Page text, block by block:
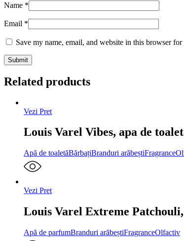
Name *
Email *
Save my name, email, and website in this browser
Related products
Vezi Pret
Louis Varel Vibes, apa de
Apă de toaletăBărbațiBranduri arăbeștiFragrance
Vezi Pret
Louis Varel Extreme
Apă de parfumBranduri arăbeștiFragranceOlfactiv